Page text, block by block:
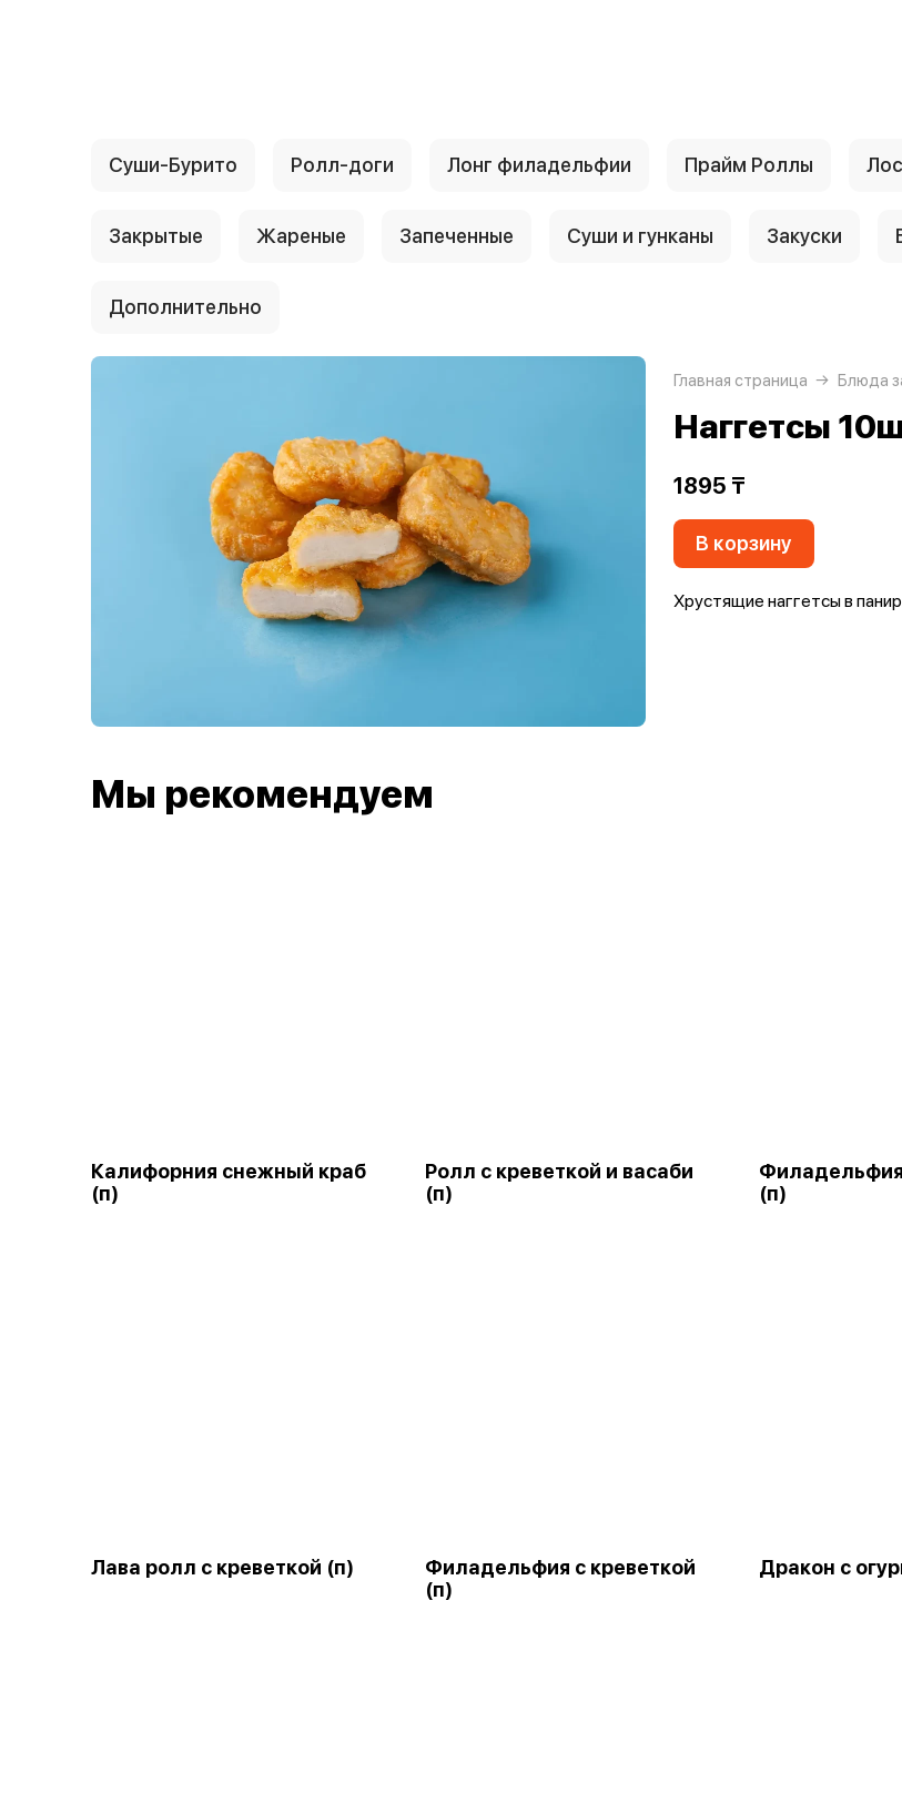
Суши-Бурито Ролл-доги Лонг филадельфии Прайм Роллы
Закрытые Жареные Запеченные Суши и гунканы Закуски
Дополнительно
Главная страница Блюда
Наггетсы
1895 ₸
В корзину
Хрустящие наггетсы в
Мы рекомендуем
Калифорния снежный краб
(п)
Ролл с креветкой и васаби
(п)
(п)
Лава ролл с креветкой (п)
Филадельфия с креветкой
(п)
Дракон с